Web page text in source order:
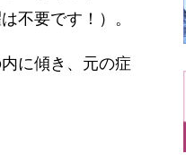
不要です！）。
に傾き、元の症